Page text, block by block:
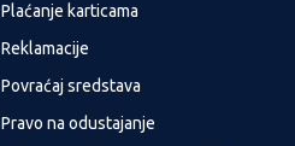
Plaćanje karticama
Reklamacije
Povraćaj sredstava
Pravo na odustajanje